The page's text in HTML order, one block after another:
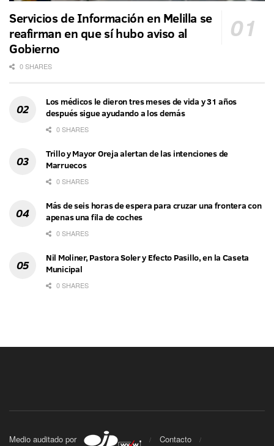
Servicios de Información en Melilla se
reafirman en que sí hubo aviso al
Gobierno
0 SHARES
Los médicos le dieron tres meses de vida y 31 años
después sigue ayudando a los demás
0 SHARES
Trillo y Mayor Oreja alertan de las intenciones de
Marruecos
0 SHARES
Más de seis horas de espera para cruzar una frontera con
apenas una fila de coches
0 SHARES
Nil Moliner, Pastora Soler y Efecto Pasillo, en la Caseta
Municipal
0 SHARES
Medio auditado por
Contacto